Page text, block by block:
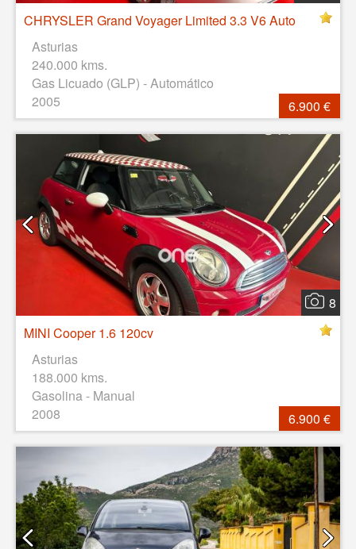
CHRYSLER Grand Voyager Limited 3.3 V6 Auto
Asturias
240.000 kms.
Gas Licuado (GLP) - Automático
2005
6.900 €
8
MINI Cooper 1.6 120cv
Asturias
188.000 kms.
Gasolina - Manual
2008
6.900 €